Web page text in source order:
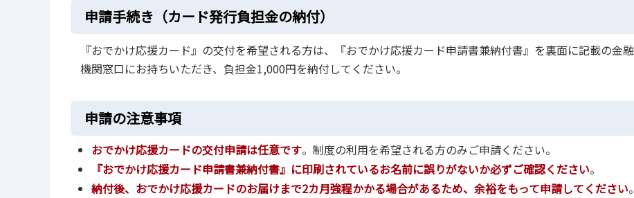
申請手続き（カード発行負担金の納付）
『おでかけ応援カード』の交付を希望される方は、『おでかけ応援カード申請書兼納付書』を裏面に記載の金融
機関窓口にお持ちいただき、負担金1,000円を納付してください。
申請の注意事項
おでかけ応援カードの交付申請は任意です。制度の利用を希望される方のみご申請ください。
『おでかけ応援カード申請書兼納付書』に印刷されているお名前に誤りがないか必ずご確認ください。
納付後、 おでかけ応援カードのお届けまで2カ月強程かかる場合があるため、余裕をもって申請してください。